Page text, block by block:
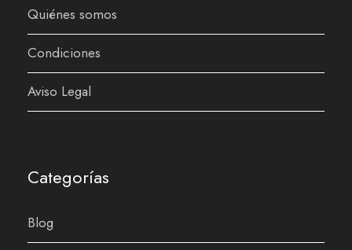
Quiénes somos
Condiciones
Aviso Legal
Categorías
Blog